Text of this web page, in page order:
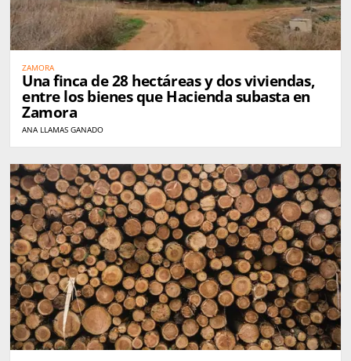
ZAMORA
Una finca de 28 hectáreas y dos viviendas,
entre los bienes que Hacienda subasta en
Zamora
ANA LLAMAS GANADO